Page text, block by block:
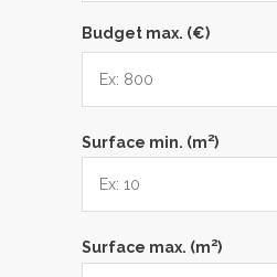
Budget max. (€)
Surface min. (m2)
Surface max. (m2)